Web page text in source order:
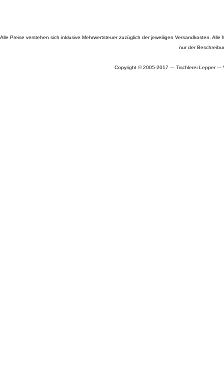
Alle Preise verstehen sich inklusive Mehrwertsteuer zuzüglich der jeweiligen Versandkosten.
nur der
Copyright © 2005-2017 --- Tischlerei Lepper